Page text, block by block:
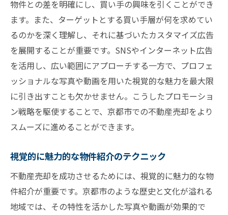
物件との差を明確にし、買い手の興味を引くことができ
ます。また、ターゲットとする買い手層が何を求めてい
るのかを深く理解し、それに基づいたカスタマイズ広告
を展開することが重要です。SNSやインターネット広告
を活用し、広い範囲にアプローチする一方で、プロフェ
ッショナルな写真や動画を用いた視覚的な魅力を最大限
に引き出すことも欠かせません。こうしたプロモーショ
ン戦略を駆使することで、京都市での不動産売却をより
スムーズに進めることができます。
視覚的に魅力的な物件紹介のテクニック
不動産売却を成功させるためには、視覚的に魅力的な物
件紹介が重要です。京都市のような歴史と文化が溢れる
地域では、その特性を活かした写真や動画が効果的で